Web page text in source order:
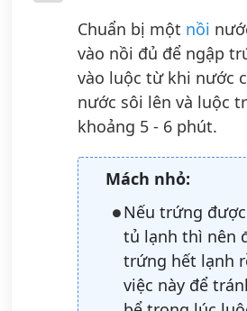
Chuẩn bị một nồi
vào nồi đủ để ngập
vào luộc từ khi nước
nước sôi lên và luộc
khoảng 5 - 6 phút.
Mách nhỏ:
Nếu trứng
tủ lạnh thì nên
trứng hết lạnh
việc này để